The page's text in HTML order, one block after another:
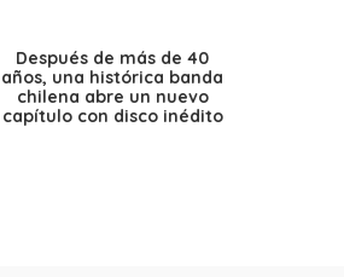
Después de más de 40
años, una histórica banda
chilena abre un nuevo
capítulo con disco inédito